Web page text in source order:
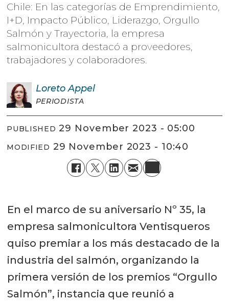
Chile: En las categorías de Emprendimiento,
I+D, Impacto Público, Liderazgo, Orgullo
Salmón y Trayectoria, la empresa
salmonicultora destacó a proveedores,
trabajadores y colaboradores.
Loreto Appel
PERIODISTA
PUBLISHED 29 November 2023 - 05:00
MODIFIED 29 November 2023 - 10:40
En el marco de su aniversario Nº 35, la
empresa salmonicultora Ventisqueros
quiso premiar a los más destacado de la
industria del salmón, organizando la
primera versión de los premios “Orgullo
Salmón”, instancia que reunió a